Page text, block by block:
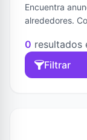
Encuentra
alrededores.
0 resultados
Filtrar